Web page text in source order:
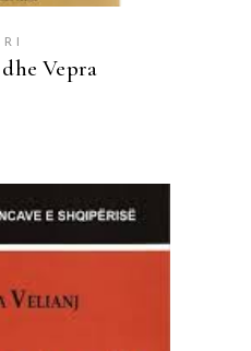
Vepra